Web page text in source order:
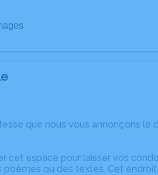
que nous vous annonçons le
cet espace pour laisser vos
ou des textes. Cet